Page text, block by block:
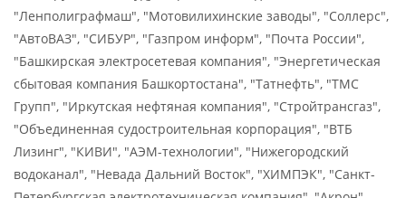
"Ленполиграфмаш", "Мотовилихинские заводы", "Соллерс",
"АвтоВАЗ", "СИБУР", "Газпром информ", "Почта России",
"Башкирская электросетевая компания", "Энергетическая
сбытовая компания Башкортостана", "Татнефть", "ТМС
Групп", "Иркутская нефтяная компания", "Стройтрансгаз",
"Объединенная судостроительная корпорация", "ВТБ
Лизинг", "КИВИ", "АЭМ-технологии", "Нижегородский
водоканал", "Невада Дальний Восток", "ХИМПЭК", "Санкт-